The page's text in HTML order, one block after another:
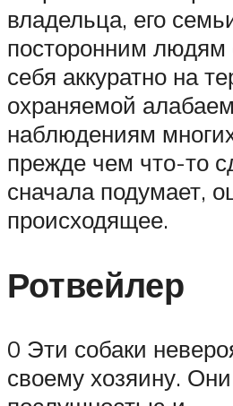
владельца, его
посторонним людям
себя аккуратно на
охраняемой
наблюдениям
прежде чем что-то
сначала подумает,
происходящее.
Ротвейлер
0 Эти собаки
своему хозяину.